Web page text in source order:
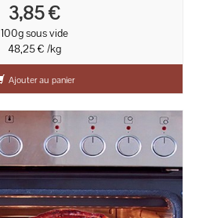
3,85 €
100g sous vide
48,25 € /kg
Ajouter au panier